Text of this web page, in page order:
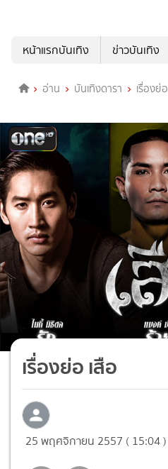
หน้าแรกบันเทิง
ข่าวบันเทิง
อ่าน บันเทิงดารา เรื่องย่อ
เรื่องย่อ เสือ
25 พฤศจิกายน 2557 ( 15:04 )